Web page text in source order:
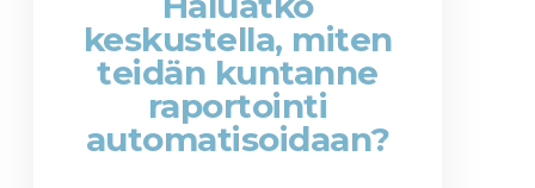
keskustella, miten
teidän kuntanne
raportointi
automatisoidaan?